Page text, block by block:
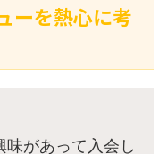
ーを熱心に考
があって入会し